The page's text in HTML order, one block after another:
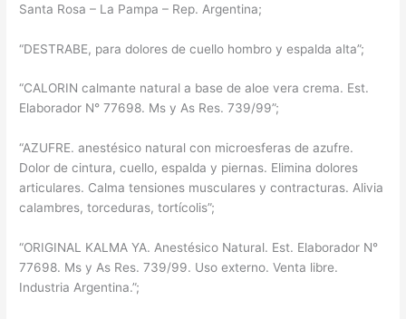
Santa Rosa – La Pampa – Rep. Argentina;
“DESTRABE, para dolores de cuello hombro y espalda alta”;
“CALORIN calmante natural a base de aloe vera crema. Est.
Elaborador N° 77698. Ms y As Res. 739/99”;
“AZUFRE. anestésico natural con microesferas de azufre.
Dolor de cintura, cuello, espalda y piernas. Elimina dolores
articulares. Calma tensiones musculares y contracturas. Alivia
calambres, torceduras, tortícolis”;
“ORIGINAL KALMA YA. Anestésico Natural. Est. Elaborador N°
77698. Ms y As Res. 739/99. Uso externo. Venta libre.
Industria Argentina.”;